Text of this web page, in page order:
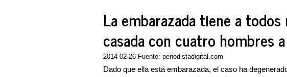
La embarazada tiene a
casada con cuatro hombres
2014-02-26 Fuente: periodistadigital.com
Dado que ella está embarazada, el caso ha